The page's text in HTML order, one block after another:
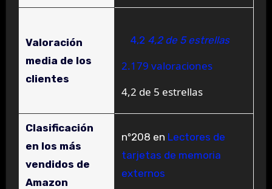
Valoración
media de los
clientes
4,2 4,2 de 5 estrellas
2.179 valoraciones
4,2 de 5 estrellas
Clasificación
en los más
vendidos de
Amazon
nº208 en Lectores de
tarjetas de memoria
externos